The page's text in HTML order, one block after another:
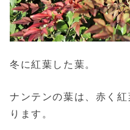
冬に紅葉した葉。
ナンテンの葉は、赤く
ります。